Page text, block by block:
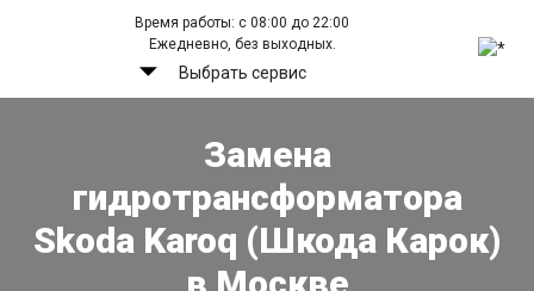
Время работы: с 08:00 до 22:00
Ежедневно, без выходных.
Выбрать сервис
Замена
гидротрансформатора
Skoda Karoq (Шкода Карок)